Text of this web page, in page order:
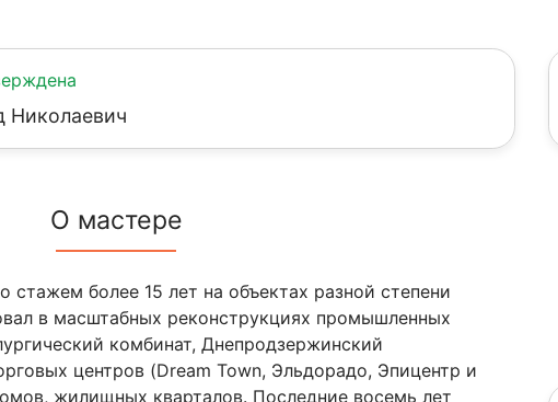
Николаевич
О мастере
стажем более 15 лет на объектах разной степени
в масштабных реконструкциях промышленных
комбинат, Днепродзержинский
центров (Dream Town, Эльдорадо, Эпицентр и
жилищных кварталов. Последние восемь лет